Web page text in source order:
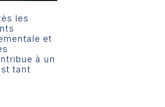
les
et
à un
tant